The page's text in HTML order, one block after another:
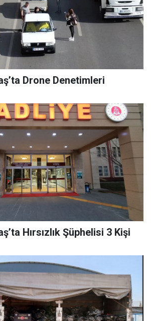
Drone Denetimleri
Hırsızlık Şüphelisi 3 Kişi